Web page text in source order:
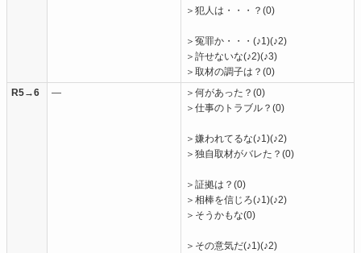
＞犯人は・・・？(0)
＞冤罪か・・・(♪1)(♪2)
＞許せないな(♪2)(♪3)
＞取材の調子は？(0)
R5→6
―
＞何があった？(0)
＞仕事のトラブル？(0)
＞嫌われてるな(♪1)(♪2)
＞独自取材がバレた？(0)
＞証拠は？(0)
＞相棒を信じろ(♪1)(♪2)
＞そうかもな(0)
＞その意気だ(♪1)(♪2)